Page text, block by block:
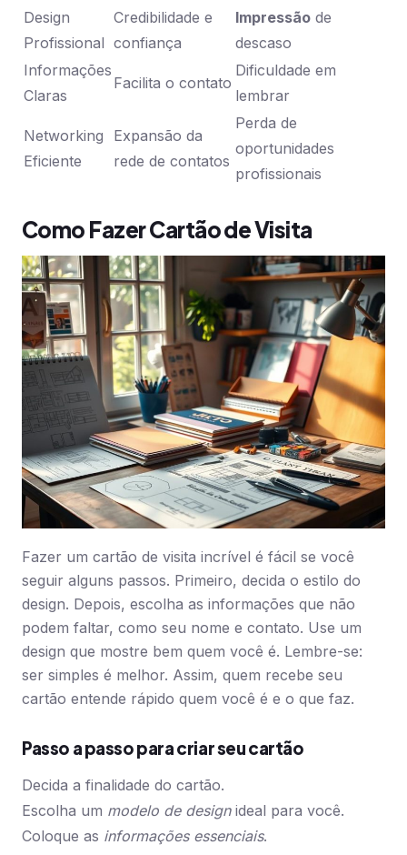
Design
Profissional
Credibilidade e
confiança
Impressão de
descaso
Informações
Claras
Facilita o contato
Dificuldade em
lembrar
Networking
Eficiente
Expansão da
rede de contatos
Perda de
oportunidades
profissionais
Como Fazer Cartão de Visita
Fazer um cartão de visita incrível é fácil se você
seguir alguns passos. Primeiro, decida o estilo do
design. Depois, escolha as informações que não
podem faltar, como seu nome e contato. Use um
design que mostre bem quem você é. Lembre-se:
ser simples é melhor. Assim, quem recebe seu
cartão entende rápido quem você é e o que faz.
Passo a passo para criar seu cartão
Decida a finalidade do cartão.
Escolha um modelo de designideal para você.
Coloque as informações essenciais.